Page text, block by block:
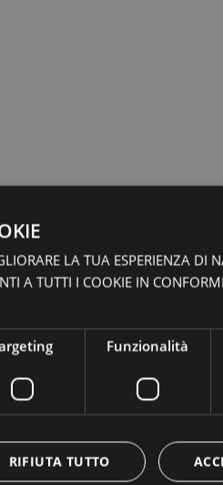
LA TUA ESPERIENZA DI
A TUTTI I COOKIE IN
Funzionalità
RIFIUTA TUTTO